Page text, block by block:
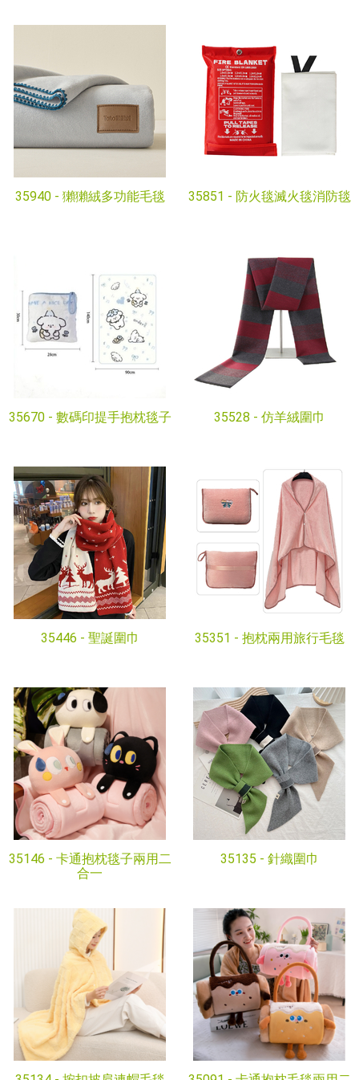
35940 - 獺獺絨多功能毛毯 35851 - 防火毯滅火毯消防毯
35670 - 數碼印提手抱枕毯子 35528 - 仿羊絨圍巾
35446 - 聖誕圍巾 35351 - 抱枕兩用旅行毛毯
35146 - 卡通抱枕毯子兩用二
合一
35135 - 針織圍巾